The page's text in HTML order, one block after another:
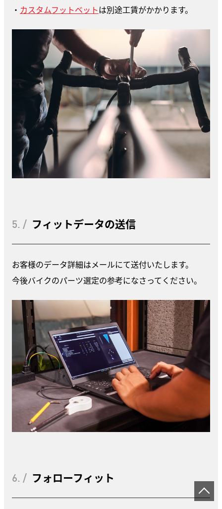
・ カスタムフットベットは別途工賃がかかります。
5. / フィットデータの送信
お客様のデータ詳細はメールにて送付いたします。
今後バイクのパーツ選定の参考になさってください。
6. / フォローフィット